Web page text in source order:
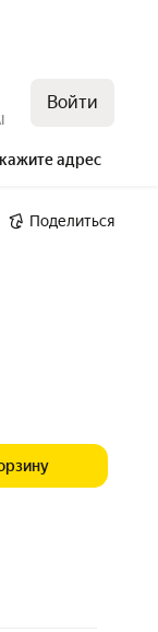
Войти
адрес
Поделиться